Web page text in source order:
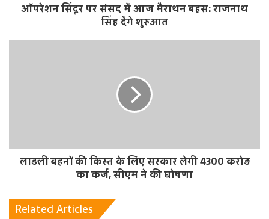
ऑपरेशन सिंदूर पर संसद में आज मैराथन बहस: राजनाथ
सिंह देंगे शुरुआत
लाड़ली बहनों की किस्त के लिए सरकार लेगी 4300 करोड़
का कर्ज, सीएम ने की घोषणा
Related Articles